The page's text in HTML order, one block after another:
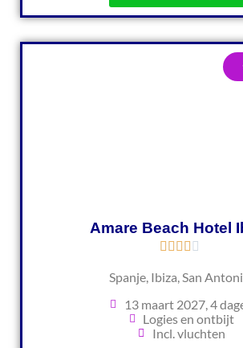
Amare Beach Hotel
Spanje, Ibiza, San
13 maart 2027, 4
Logies en ontbijt
Incl. vluchten